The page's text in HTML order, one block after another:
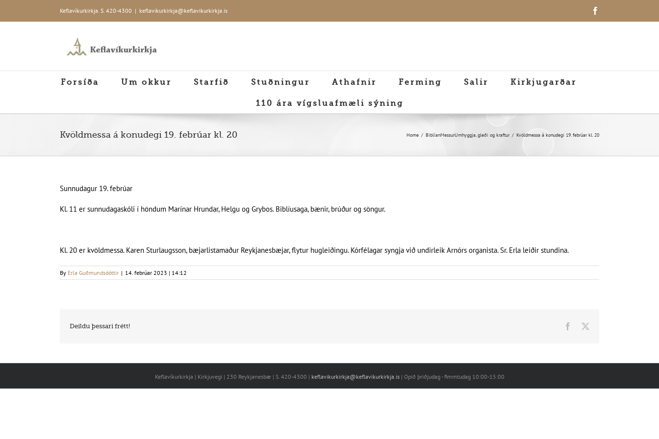
Keflavíkurkirkja. S. 420-4300 | keflavikurkirkja@keflavikurkirkja.is
Forsíða Um okkur Starfið Stuðningur Athafnir Ferming Salir Kirkjugarðar
110 ára vígsluafmæli sýning
Kvöldmessa á konudegi 19. febrúar kl. 20 Home BiblíanMessurUmhyggja, gleði og kraftur Kvöldmessa á konudegi 19. febrúar kl. 20
Sunnudagur 19. febrúar
Kl. 11 er sunnudagaskóli í höndum Marínar Hrundar, Helgu og Grybos. Biblíusaga, bænir, brúður og söngur.
Kl. 20 er kvöldmessa. Karen Sturlaugsson, bæjarlistamaður Reykjanesbæjar, flytur hugleiðingu. Kórfélagar syngja við undirleik Arnórs organista. Sr. Erla leiðir stundina.
By Erla Guðmundsdóttir | 14. febrúar 2023 | 14:12
Deildu þessari frétt! Facebook
Keflavíkurkirkja | Kirkjuvegi | 230 Reykjanesbæ | S. 420-4300 | keflavikurkirkja@keflavikurkirkja.is| Opið þriðjudag - fimmtudag 10:00-15:00